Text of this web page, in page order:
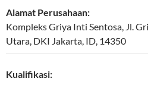
Alamat Perusahaan:
Kompleks Griya Inti Sentosa, Jl.
Utara, DKI Jakarta, ID, 14350
Kualifikasi: